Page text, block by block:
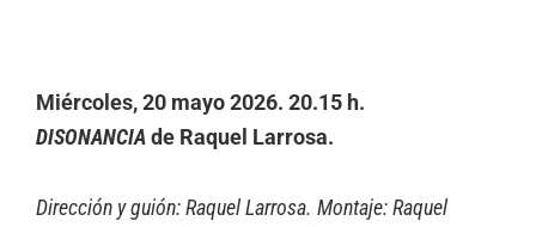
Miércoles, 20 mayo 2026. 20.15 h.
DISONANCIA de Raquel Larrosa.
Dirección y guión: Raquel Larrosa. Montaje: Raquel